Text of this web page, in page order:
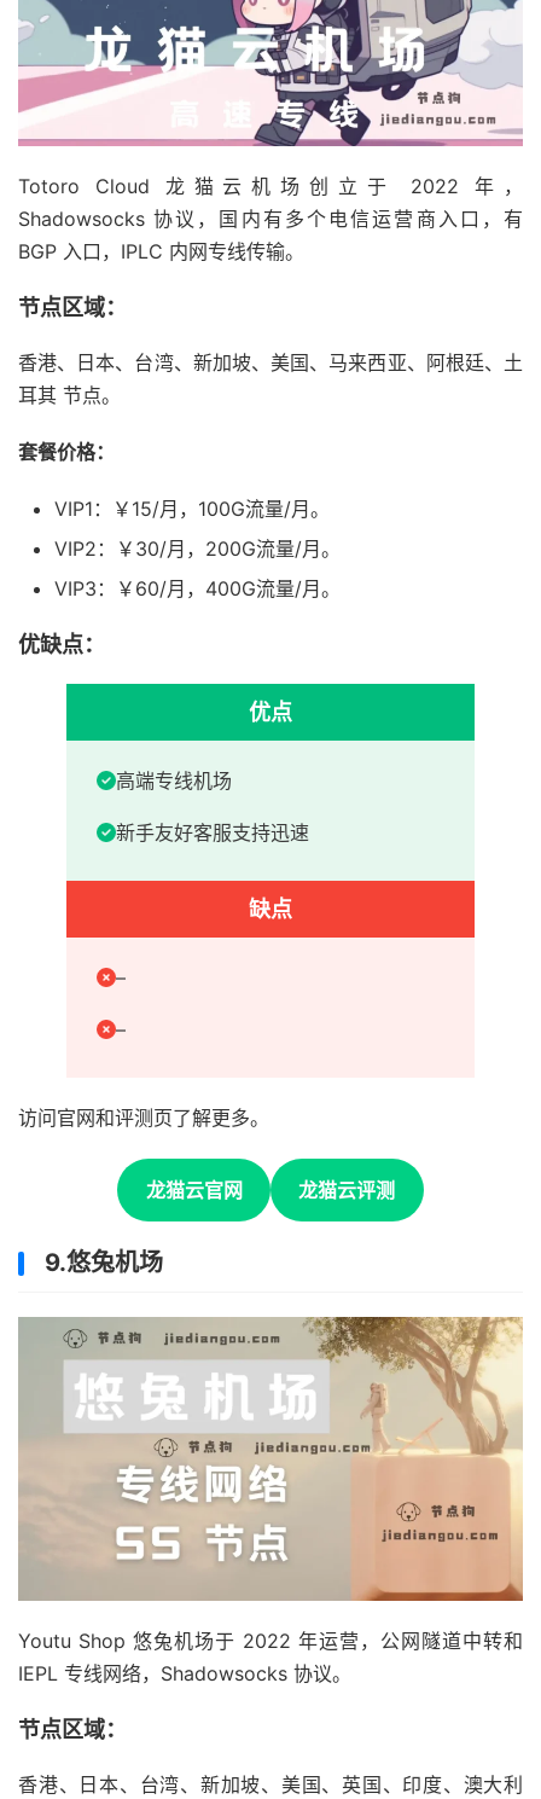
Totoro Cloud 龙猫云机场创立于 2022 年，
Shadowsocks 协议，国内有多个电信运营商入口，有
BGP 入口，IPLC 内网专线传输。
节点区域：
香港、日本、台湾、新加坡、美国、马来西亚、阿根廷、土
耳其 节点。
套餐价格：
VIP1：￥15/月，100G流量/月。
VIP2：￥30/月，200G流量/月。
VIP3：￥60/月，400G流量/月。
优缺点：
优点
高端专线机场
新手友好客服支持迅速
缺点
–
–
访问官网和评测页了解更多。
龙猫云官网 龙猫云评测
9.悠兔机场
Youtu Shop 悠兔机场于 2022 年运营，公网隧道中转和
IEPL 专线网络，Shadowsocks 协议。
节点区域：
香港、日本、台湾、新加坡、美国、英国、印度、澳大利